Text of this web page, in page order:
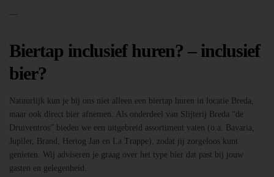
—
Biertap inclusief huren? – inclusief
bier?
Natuurlijk kun je bij ons niet alleen een biertap huren in locatie Breda,
maar ook direct bier afnemen. Als onderdeel van Slijterij Breda “de
Druiventros” bieden we een uitgebreid assortiment vaten (o.a. Bavaria,
Jupiler, Brand, Hertog Jan en La Trappe), zodat jij zorgeloos kunt
genieten. Wij adviseren je graag over het type bier dat past bij jouw
gasten en gelegenheid.